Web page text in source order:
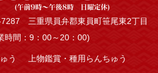
三重県員弁郡東員町笹尾東2丁目
時間：9：00～20：00)
う 上物鑑賞・種用らんちゅう